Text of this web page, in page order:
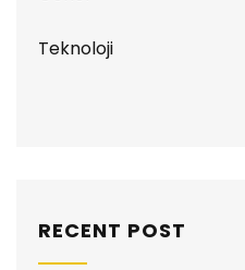
Teknoloji
RECENT POST